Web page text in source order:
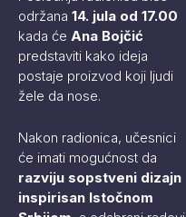
održana 14. jula od 17.00
kada će Ana Bojčić
predstaviti kako ideja
postaje proizvod koji ljudi
žele da nose.
Nakon radionica, učesnici
će imati mogućnost da
razviju sopstveni dizajn
inspirisan Istočnom